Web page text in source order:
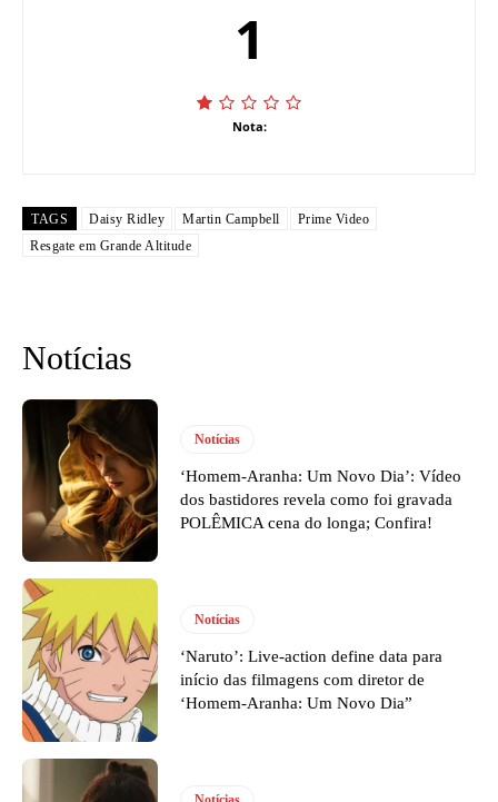
1
Nota:
TAGS Daisy Ridley Martin Campbell
Prime Video
Resgate em Grande Altitude
Notícias
Notícias
‘Homem-Aranha: Um Novo Dia’: Vídeo
dos bastidores revela como foi gravada
POLÊMICA cena do longa; Confira!
Notícias
‘Naruto’: Live-action define data para
início das filmagens com diretor de
‘Homem-Aranha: Um Novo Dia”